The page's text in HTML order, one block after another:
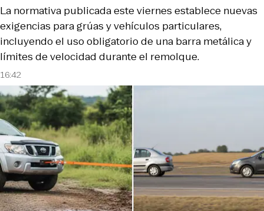
16:42
La normativa publicada este viernes establece nuevas
exigencias para grúas y vehículos particulares,
incluyendo el uso obligatorio de una barra metálica y
límites de velocidad durante el remolque.